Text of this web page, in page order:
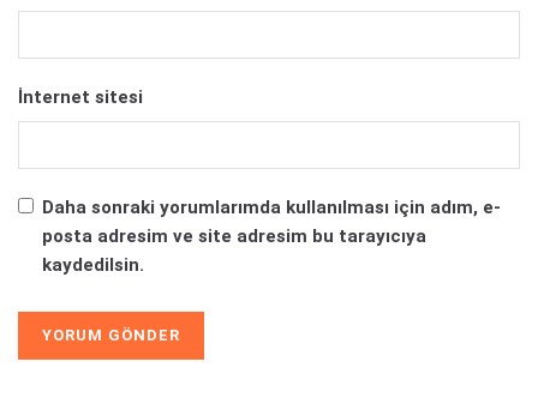
İnternet sitesi
Daha sonraki yorumlarımda kullanılması için adım, e-
posta adresim ve site adresim bu tarayıcıya
kaydedilsin.